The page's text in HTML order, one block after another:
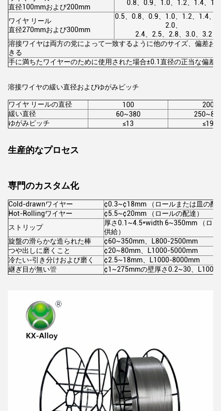
直径100mmおよび200mm
0.8、0.9、1.0、1.2、1.4、1.6
ワイヤ リール
直径270mmおよび300mm
0.5、0.8、0.9、1.0、1.2、1.4、
2.0、
2.4、2.5、2.8、3.0、3.2
溶接ワイヤは両方の党によって一致するように他のサイズ、偏差お
きる
手に満ちたワイヤーのために使用された場合±0.1直径の正当な偏差
溶接ワイヤの緩い直径およびゆがみピッチ
ワイヤ リールの直径 100
200
緩い直径
60~380
ゆがみピッチ
≤13 ≤19
生産的なプロセス
専門のカスタム化
Cold-drawnワイヤー
¢0.3~¢18mm （ロールまたは皿の配
Hot-Rollingワイヤー
¢5.5~¢20mm （ロールの配達）
ストリップ
厚さ0.1~4.5*width 6~350mm （ロ
供給）
旋盤の滑らかな造られた棒
¢60~350mm、L800-2500mm
つや出しに磨くこと
¢20~80mm、L1000-5000mm
冷たい-引き分けおよび磨く
¢2.5~18mm、L1000-8000mm
継ぎ目が無い管 ¢1~275mmの壁厚さ0.2~30、